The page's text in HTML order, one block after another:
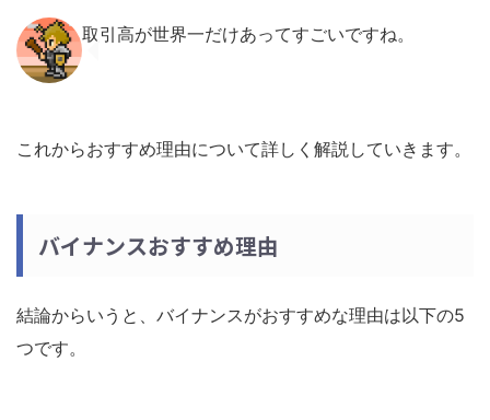
取引高が世界一だけあってすごいですね。
これからおすすめ理由について詳しく解説していきます。
バイナンスおすすめ理由
結論からいうと、バイナンスがおすすめな理由は以下の5
つです。